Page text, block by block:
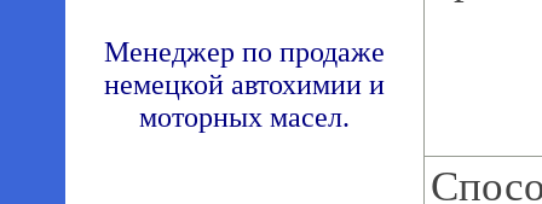
Менеджер по продаже
немецкой автохимии и
моторных масел.